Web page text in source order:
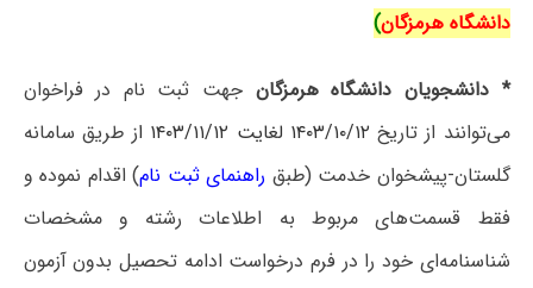
دانشگاه هرمزگان)
* دانشجویان دانشگاه هرمزگان جهت ثبت نام در فراخوان
می‌توانند از تاریخ ۱۴۰۳/۱۰/۱۲ لغایت ۱۴۰۳/۱۱/۱۲ ا
ز طریق سامانه
گلستان-پیشخوان خدمت (طبق راهنمای ثبت نام) اقدام نموده و
فقط قسمت‌های مربوط به اطلاعات رشته و مشخصات
شناسنامه‌ای خود را در فرم درخواست ادامه تحصیل بدون آزمون